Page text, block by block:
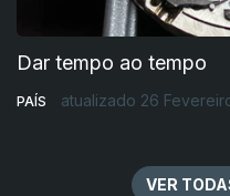
Dar tempo ao tempo
PAÍS atualizado 26
VER